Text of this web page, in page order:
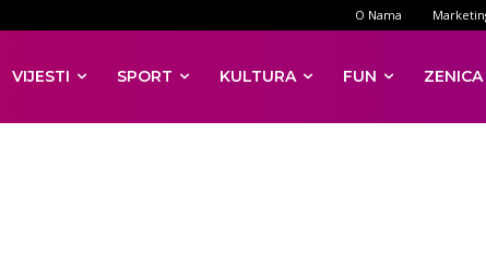
O Nama
VIJESTI SPORT KULTURA FUN ZENICA